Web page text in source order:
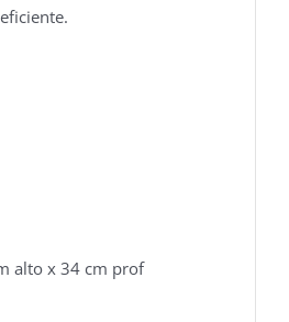
alto x 34 cm prof